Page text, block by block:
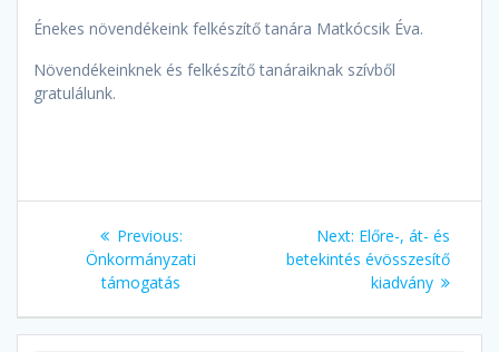
Énekes növendékeink felkészítő tanára Matkócsik Éva.
Növendékeinknek és felkészítő tanáraiknak szívből
gratulálunk.
Bejegyzés
navigáció
Previous:Previous
post:
Önkormányzati
támogatás
Next: Next
post:
Előre-, át- és
betekintés évösszesítő
kiadvány